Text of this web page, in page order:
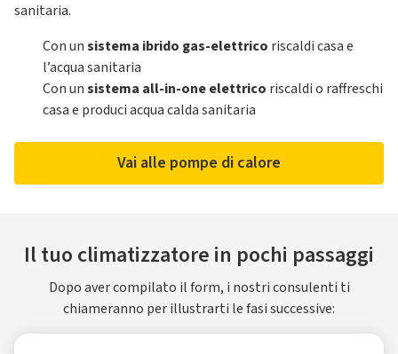
sanitaria.
Con unsistema ibrido gas-elettrico riscaldi casa e
l’acqua sanitaria
Con unsistema all-in-one elettrico riscaldi o raffreschi
casa e produci acqua calda sanitaria
Vai alle pompe di calore
Il tuo climatizzatore in pochi passaggi
Dopo aver compilato il form, i nostri consulenti ti
chiameranno per illustrarti le fasi successive: